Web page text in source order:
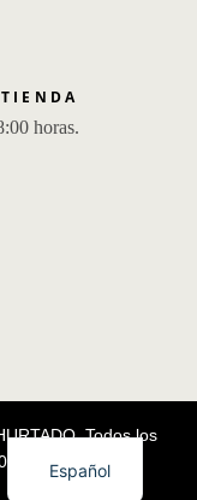
horas.
Todos los
®
Español